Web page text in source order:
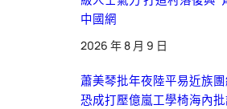
中國網
2026 年 8 月 9 日
蕭美琴批年夜陸平易近族團
恐成打壓億嵐工學椅海內